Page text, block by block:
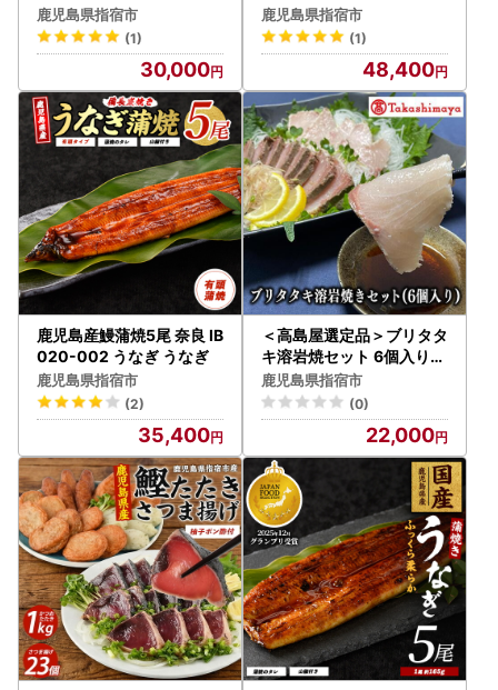
ット(IB001-043/59D179
1)
鹿児島県指宿市
(1)
30,000
品 IBZ026-001
鹿児島県指宿市
(1)
48,400
鹿児島産鰻蒲焼5尾 奈良 IB
020-002 うなぎ うなぎ
鹿児島県指宿市
(2)
35,400
＜高島屋選定品＞ブリタタ
キ溶岩焼セット 6個入り(I
B001-037/59D1732)
鹿児島県指宿市
(0)
22,000